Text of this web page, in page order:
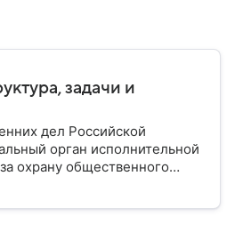
задачи и
дел Российской
орган исполнительной
охрану общественного
обеспечение
чем занимается МВД